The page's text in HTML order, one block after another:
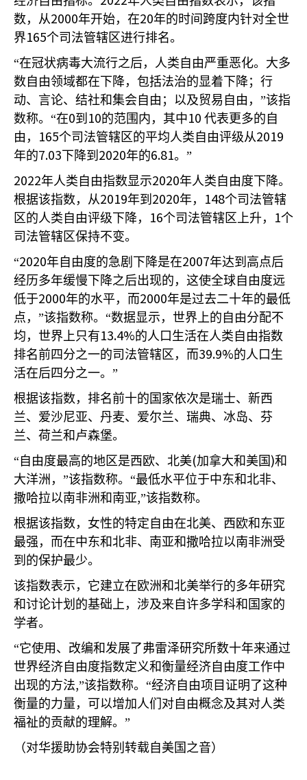
数，从2000年开始，在20年的时间跨度内针对全世
界165个司法管辖区进行排名。
“在冠状病毒大流行之后，人类自由严重恶化。大多
数自由领域都在下降，包括法治的显着下降；行
动、言论、结社和集会自由；以及贸易自由，”该指
数称。“在0到 10的范围内，其中10 代表更多的自
由， 165个司法管辖区的平均人类自由评级从2019
年的7.03 下降到 2020年的6.81。”
2022年人类自由指数显示2020年人类自由度下降。
根据该指数，从2019年到 2020年， 148个司法管辖
区的人类自由评级下降， 16个司法管辖区上升， 1个
司法管辖区保持不变。
“2020年自由度的急剧下降是在2007年达到高点后
经历多年缓慢下降之后出现的，这使全球自由度远
低于2000年的水平，而2000年是过去二十年的最低
点，”该指数称。“数据显示，世界上的自由分配不
均，世界上只有13.4%的人口生活在人类自由指数
排名前四分之一的司法管辖区，而39.9%的人口生
活在后四分之一。”
根据该指数，排名前十的国家依次是瑞士、新西
兰、爱沙尼亚、丹麦、爱尔兰、瑞典、冰岛、芬
兰、荷兰和卢森堡。
“自由度最高的地区是西欧、北美(加拿大和美国 )和
大洋洲，”该指数称。“最低水平位于中东和北非、
撒哈拉以南非洲和南亚,”该指数称。
根据该指数，女性的特定自由在北美、西欧和东亚
最强，而在中东和北非、南亚和撒哈拉以南非洲受
到的保护最少。
该指数表示，它建立在欧洲和北美举行的多年研究
和讨论计划的基础上，涉及来自许多学科和国家的
学者。
“它使用、改编和发展了弗雷泽研究所数十年来通过
世界经济自由度指数定义和衡量经济自由度工作中
出现的方法,”该指数称。“经济自由项目证明了这种
衡量的力量，可以增加人们对自由概念及其对人类
福祉的贡献的理解。”
（对华援助协会特别转载自美国之音）